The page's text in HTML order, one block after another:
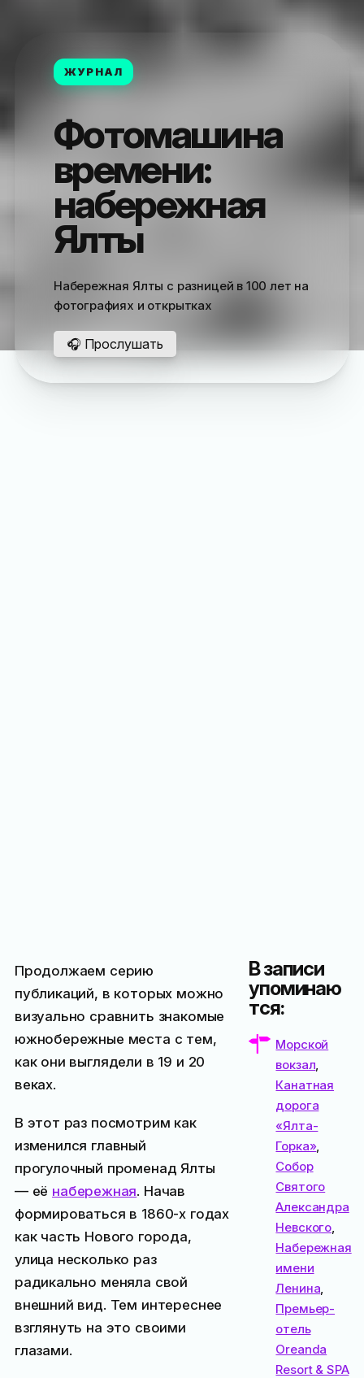
ЖУРНАЛ
Фотомашина
времени:
набережная
Ялты
Набережная Ялты с разницей в 100 лет на
фотографиях и открытках
🎧 Прослушать
Продолжаем серию
публикаций, в которых можно
визуально сравнить знакомые
южнобережные места с тем,
как они выглядели в 19 и 20
веках.
В этот раз посмотрим как
изменился главный
прогулочный променад Ялты
— её набережная. Начав
формироваться в 1860-х годах
как часть Нового города,
улица несколько раз
радикально меняла свой
внешний вид. Тем интереснее
взглянуть на это своими
глазами.
В записи
упоминаю
тся:
Морской
вокзал
Канатная
дорога
«Ялта-
Горка»,
Собор
Святого
Александра
Невского
Набережная
имени
Ленина
Премьер-
отель
Oreanda
Resort & SPA